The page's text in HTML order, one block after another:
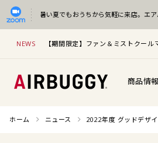
暑い夏でもおうちから気軽に来店。 エ
NEWS 【期間限定】ファン＆ミストクー
商品情報
ホーム ニュース 2022年度 グッドデザ